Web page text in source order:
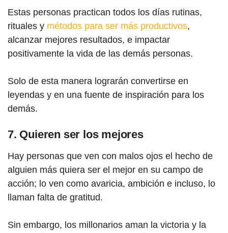
Estas personas practican todos los días rutinas,
rituales y métodos para ser más productivos,
alcanzar mejores resultados, e impactar
positivamente la vida de las demás personas.
Solo de esta manera lograrán convertirse en
leyendas y en una fuente de inspiración para los
demás.
7. Quieren ser los mejores
Hay personas que ven con malos ojos el hecho de
alguien más quiera ser el mejor en su campo de
acción; lo ven como avaricia, ambición e incluso, lo
llaman falta de gratitud.
Sin embargo, los millonarios aman la victoria y la